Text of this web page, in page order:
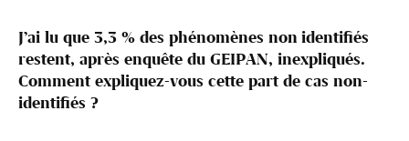
J’ai lu que 3,3 % des phénomènes non identifiés
restent, après enquête du GEIPAN, inexpliqués.
Comment expliquez-vous cette part de cas non-
identifiés ?